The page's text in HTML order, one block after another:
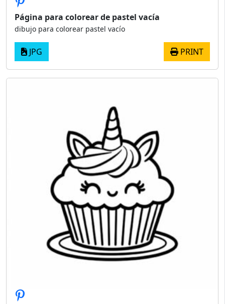
Página para colorear de pastel vacía
dibujo para colorear pastel vacío
JPG PRINT